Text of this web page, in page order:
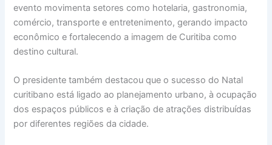
evento movimenta setores como hotelaria, gastronomia,
comércio, transporte e entretenimento, gerando impacto
econômico e fortalecendo a imagem de Curitiba como
destino cultural.
O presidente também destacou que o sucesso do Natal
curitibano está ligado ao planejamento urbano, à ocupação
dos espaços públicos e à criação de atrações distribuídas
por diferentes regiões da cidade.